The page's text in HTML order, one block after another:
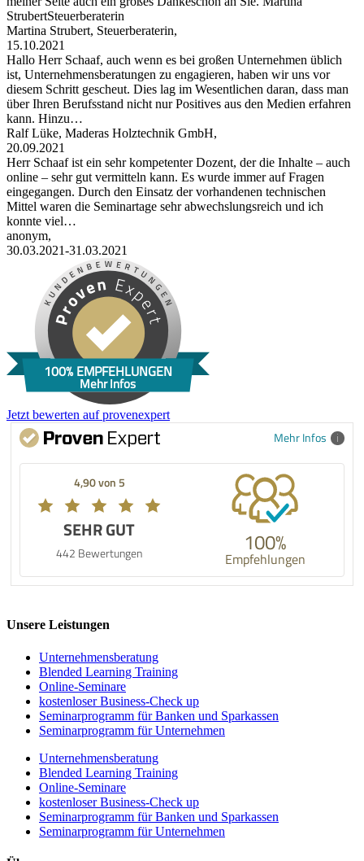
StrubertSteuerberaterin
Martina Strubert, Steuerberaterin,
15.10.2021
Hallo Herr Schaaf, auch wenn es bei großen Unternehmen üblich
ist, Unternehmensberatungen zu engagieren, haben wir uns vor
diesem Schritt gescheut. Dies lag im Wesentlichen daran, dass man
über Ihren Berufsstand nicht nur Positives aus den Medien erfahren
kann. Hinzu…
Ralf Lüke, Maderas Holztechnik GmbH,
20.09.2021
Herr Schaaf ist ein sehr kompetenter Dozent, der die Inhalte – auch
online – sehr gut vermitteln kann. Es wurde immer auf Fragen
eingegangen. Durch den Einsatz der vorhandenen technischen
Mittel waren die Seminartage sehr abwechslungsreich und ich
konnte viel…
anonym,
30.03.2021-31.03.2021
100% EMPFEHLUNGEN
Mehr Infos
Jetzt bewerten auf provenexpert
Mehr Infos
4,90 von 5
SEHR GUT
442 Bewertungen 100%
Empfehlungen
Unsere Leistungen
Unternehmens­beratung
Blended Learning Training
Online-Seminare
kostenloser Business-Check up
Seminarprogramm für Banken und Sparkassen
Seminarprogramm für Unternehmen
Unternehmens­beratung
Blended Learning Training
Online-Seminare
kostenloser Business-Check up
Seminarprogramm für Banken und Sparkassen
Seminarprogramm für Unternehmen